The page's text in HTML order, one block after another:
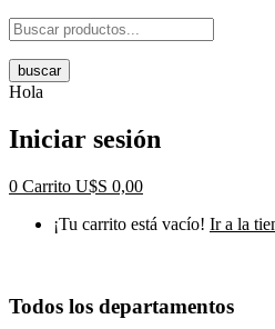
buscar
Hola
Iniciar sesión
0 Carrito U$S 0,00
¡Tu carrito está vacío! Ir a la
Todos los departamentos